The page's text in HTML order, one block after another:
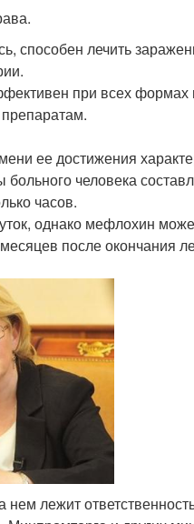
способен лечить
при всех
ее достижения
человека
часов.
однако мефлохин
после окончания
лежит